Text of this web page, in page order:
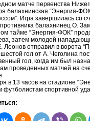
матче первенства
балахнинская “Энергия-
Игра завершилась со
балахнинец О.
тайме “Энергия-ФОК”
затем молодой
Леонов отправил в ворота
гол от А. Чеголина
гол, когда им был
проведенных матчей на
в 13 часов на стадионе
спортивной